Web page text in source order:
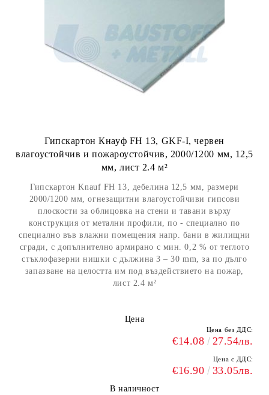
Гипскартон Кнауф FH 13, GKF-I, червен
влагоустойчив и пожароустойчив, 2000/1200 мм, 12,5
мм, лист 2.4 м²
Гипскартон Knauf FH 13, дебелина 12,5 мм, размери
2000/1200 мм, огнезащитни влагоустойчиви гипсови
плоскости за облицовка на стени и тавани върху
конструкция от метални профили, по - специално по
специално във влажни помещения напр. бани в жилищни
сгради, с допълнително армирано с мин. 0,2 % от теглото
стъклофазерни нишки с дължина 3 – 30 mm, за по дълго
запазване на целостта им под въздействието на пожар,
лист 2.4 м²
Цена
Цена без ДДС:
€14.08 27.54лв.
Цена с ДДС:
€16.90 33.05лв.
В наличност